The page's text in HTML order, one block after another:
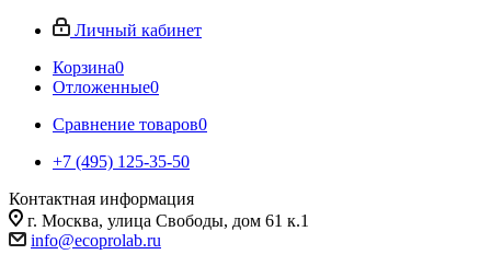
Личный кабинет
Корзина0
Отложенные0
Сравнение товаров0
+7 (495) 125-35-50
Контактная информация
г. Москва, улица Свободы, дом 61 к.1
info@ecoprolab.ru